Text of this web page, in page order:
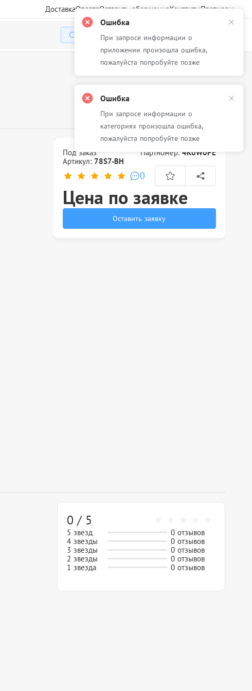
ДоставкаОплатаОставить обращениеКонтактыПартнеры
Избранное Корзина
Под заказ Партномер:4K0W0PE
Артикул: 78S7-BH
0
Цена по заявке
Оставить заявку
0 / 5
5 звезд
0 отзывов
4 звезды
0 отзывов
3 звезды
0 отзывов
2 звезды
0 отзывов
1 звезда
0 отзывов
Ошибка
При запросе информации о
приложении произошла ошибка,
пожалуйста попробуйте позже
Ошибка
При запросе информации о
категориях произошла ошибка,
пожалуйста попробуйте позже